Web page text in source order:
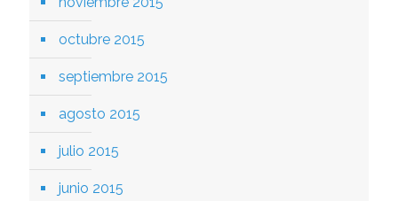
octubre 2015
septiembre 2015
agosto 2015
julio 2015
junio 2015